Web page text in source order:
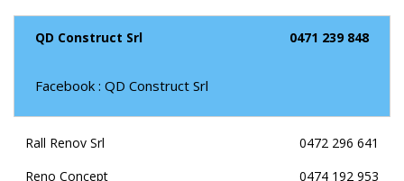
QD Construct Srl 0471 239 848
Facebook : QD Construct Srl
Rall Renov Srl
0472 296 641
Reno Concept
0474 192 953